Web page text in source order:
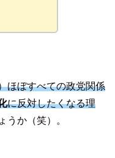
ほぼすべての政党関係
に反対したくなる理
うか（笑）。